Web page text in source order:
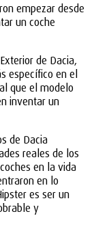
empezar desde
un coche
de Dacia,
específico en el
que el modelo
inventar un
de Dacia
reales de los
en la vida
en lo
es ser un
y